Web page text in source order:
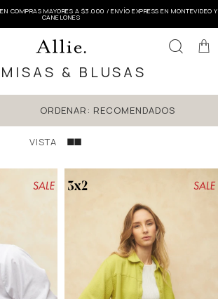
COMPRAS MAYORES A $3.000 / ENVÍO EXPRESS EN MONTEVIDEO Y
CANELONES
& BLUSAS
RECOMENDADOS